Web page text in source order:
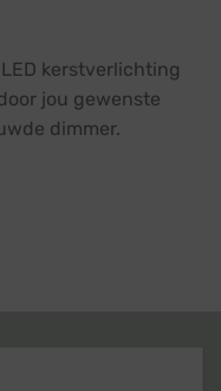
kerstverlichting
jou gewenste
dimmer.